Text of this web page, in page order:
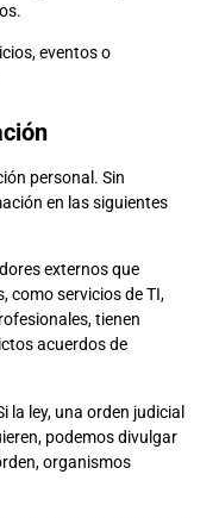
eventos o
personal. Sin
en las siguientes
externos que
como servicios de TI,
tienen
acuerdos de
la ley, una orden judicial
podemos divulgar
organismos